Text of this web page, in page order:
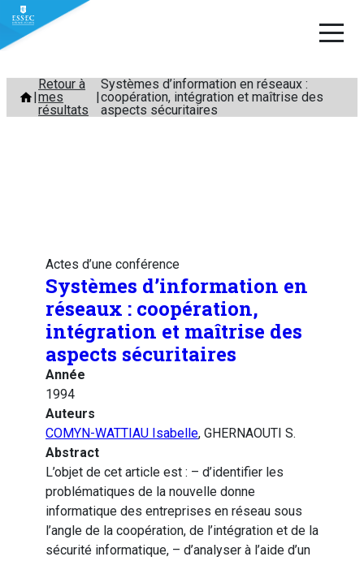
Aller
contenu
Retour à
mes
résultats
Systèmes d’information en réseaux :
coopération, intégration et maîtrise des
aspects sécuritaires
Actes d’une conférence
Systèmes d’information en
réseaux : coopération,
intégration et maîtrise des
aspects sécuritaires
Année
1994
Auteurs
COMYN-WATTIAU Isabelle, GHERNAOUTI S.
Abstract
L’objet de cet article est : – d’identifier les
problématiques de la nouvelle donne
informatique des entreprises en réseau sous
l’angle de la coopération, de l’intégration et de la
sécurité informatique, – d’analyser à l’aide d’un